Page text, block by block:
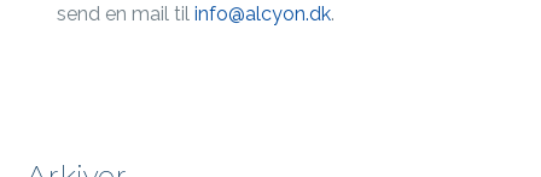
send en mail tilinfo@alcyon.dk.